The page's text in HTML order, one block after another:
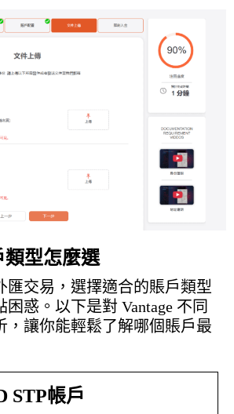
類型怎麼選
匯交易，選擇適合的賬戶類型
惑。以下是對 Vantage 不同
，讓你能輕鬆了解哪個賬戶最
STP帳戶